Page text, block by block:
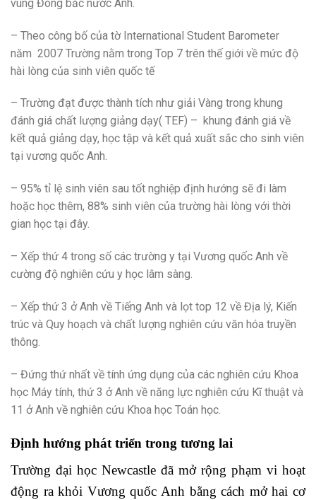
vùng Đông bắc nước Anh.
– Theo công bố của tờ International Student Barometer
năm 2007 Trường nằm trong Top 7 trên thế giới về mức độ
hài lòng của sinh viên quốc tế
– Trường đạt được thành tích như giải Vàng trong khung
đánh giá chất lượng giảng dạy( TEF) – khung đánh giá về
kết quả giảng dạy, học tập và kết quả xuất sắc cho sinh viên
tại vương quốc Anh.
– 95% tỉ lệ sinh viên sau tốt nghiệp định hướng sẽ đi làm
hoặc học thêm, 88% sinh viên của trường hài lòng với thời
gian học tại đây.
– Xếp thứ 4 trong số các trường y tại Vương quốc Anh về
cường độ nghiên cứu y học lâm sàng.
– Xếp thứ 3 ở Anh về Tiếng Anh và lọt top 12 về Địa lý, Kiến
trúc và Quy hoạch và chất lượng nghiên cứu văn hóa truyền
thông.
– Đứng thứ nhất về tính ứng dụng của các nghiên cứu Khoa
học Máy tính, thứ 3 ở Anh về năng lực nghiên cứu Kĩ thuật và
11 ở Anh về nghiên cứu Khoa học Toán học.
Định hướng phát triển trong tương lai
Trường đại học Newcastle đã mở rộng phạm vi hoạt
động ra khỏi Vương quốc Anh bằng cách mở hai cơ